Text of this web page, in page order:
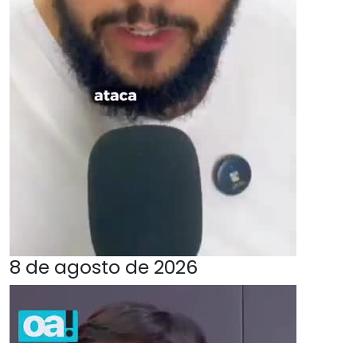
8 de agosto de 2026